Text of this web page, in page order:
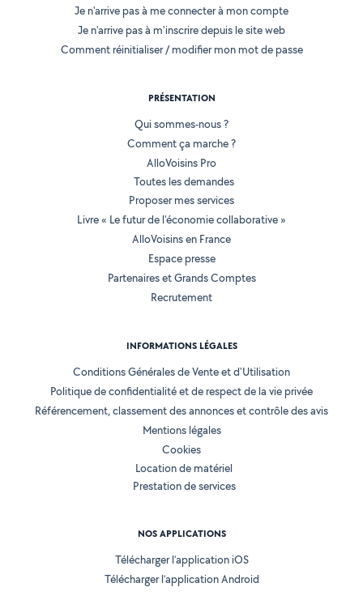
Je n'arrive pas à me connecter à mon compte
Je n'arrive pas à m'inscrire depuis le site web
Comment réinitialiser / modifier mon mot de passe
PRÉSENTATION
Qui sommes-nous ?
Comment ça marche ?
AlloVoisins Pro
Toutes les demandes
Proposer mes services
Livre « Le futur de l'économie collaborative »
AlloVoisins en France
Espace presse
Partenaires et Grands Comptes
Recrutement
INFORMATIONS LÉGALES
Conditions Générales de Vente et d'Utilisation
Politique de confidentialité et de respect de la vie privée
Référencement, classement des annonces et contrôle des avis
Mentions légales
Cookies
Location de matériel
Prestation de services
NOS APPLICATIONS
Télécharger l’application iOS
Télécharger l’application Android